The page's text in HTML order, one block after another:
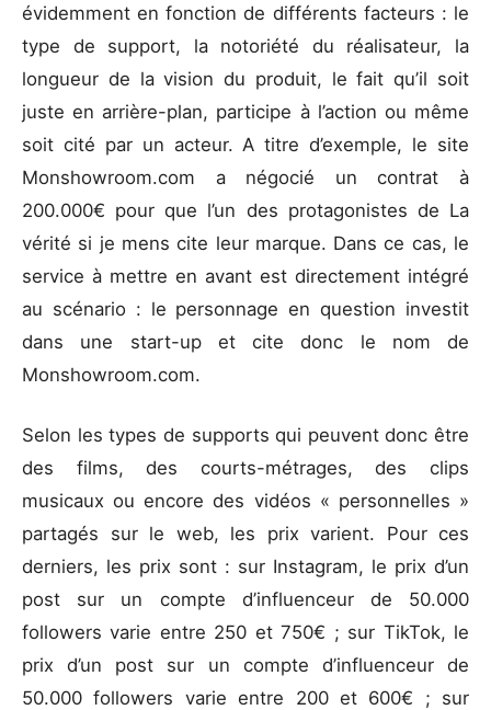
évidemment en fonction de différents facteurs : le
type de support, la notoriété du réalisateur, la
longueur de la vision du produit, le fait qu’il soit
juste en arrière-plan, participe à l’action ou même
soit cité par un acteur. A titre d’exemple, le site
Monshowroom.com a négocié un contrat à
200.000€ pour que l’un des protagonistes de La
vérité si je mens cite leur marque. Dans ce cas, le
service à mettre en avant est directement intégré
au scénario : le personnage en question investit
dans une start-up et cite donc le nom de
Monshowroom.com.
Selon les types de supports qui peuvent donc être
des films, des courts-métrages, des clips
musicaux ou encore des vidéos « personnelles »
partagés sur le web, les prix varient. Pour ces
derniers, les prix sont : sur Instagram, le prix d’un
post sur un compte d’influenceur de 50.000
followers varie entre 250 et 750€ ; sur TikTok, le
prix d’un post sur un compte d’influenceur de
50.000 followers varie entre 200 et 600€ ; sur